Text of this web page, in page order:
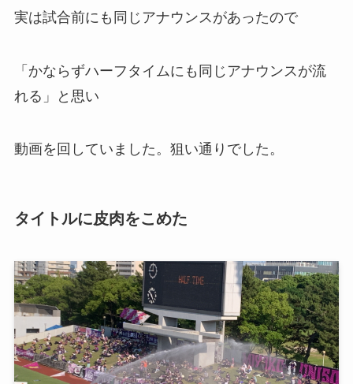
実は試合前にも同じアナウンスがあったので
「かならずハーフタイムにも同じアナウンスが流
れる」と思い
動画を回していました。狙い通りでした。
タイトルに皮肉をこめた